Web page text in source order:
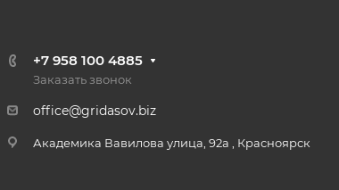
+7 958 100 4885
Заказать звонок
office@gridasov.biz
Академика Вавилова улица, 92а , Красноярск​